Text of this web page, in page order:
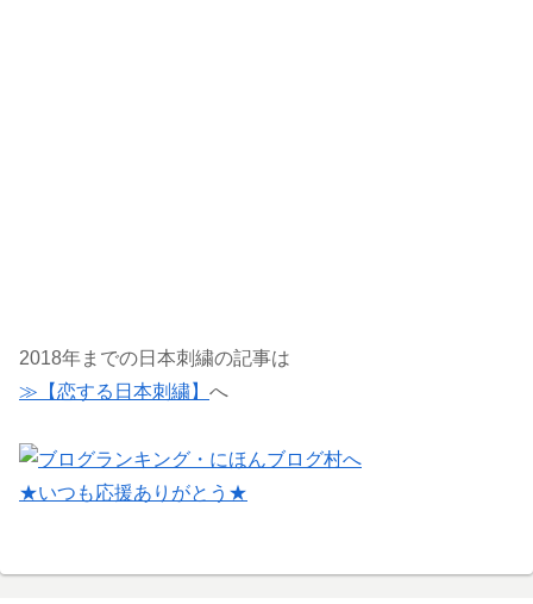
2018年までの日本刺繍の記事は
≫【恋する日本刺繍】 へ
★いつも応援ありがとう★